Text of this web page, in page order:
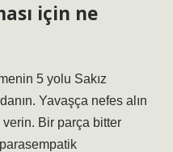
için ne
5 yolu Sakız
Yavaşça nefes alın
verin. Bir parça bitter